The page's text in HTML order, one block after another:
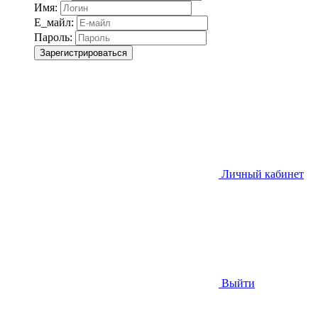
Имя:
Е_майл:
Пароль:
Зарегистрироваться
Личный кабинет
Выйти